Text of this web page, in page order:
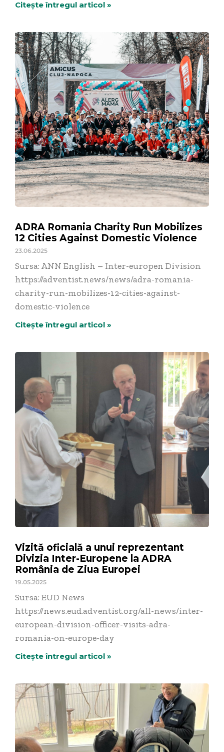
Citește întregul articol »
ADRA Romania Charity Run Mobilizes
12 Cities Against Domestic Violence
23.06.2025
Sursa: ANN English – Inter-europen Division
https://adventist.news/news/adra-romania-
charity-run-mobilizes-12-cities-against-
domestic-violence
Citește întregul articol »
Vizită oficială a unui reprezentant
Divizia Inter-Europene la ADRA
România de Ziua Europei
19.05.2025
Sursa: EUD News
https://news.eud.adventist.org/all-news/inter-
european-division-officer-visits-adra-
romania-on-europe-day
Citește întregul articol »